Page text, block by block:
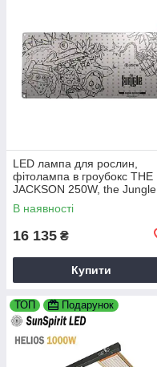
LED лампа для рослин,
фітолампа в гроубокс THE
JACKSON 250W, the Jungle
(ручний димінг)
В наявності
16 135 ₴
Купити
ТОП Подарунок